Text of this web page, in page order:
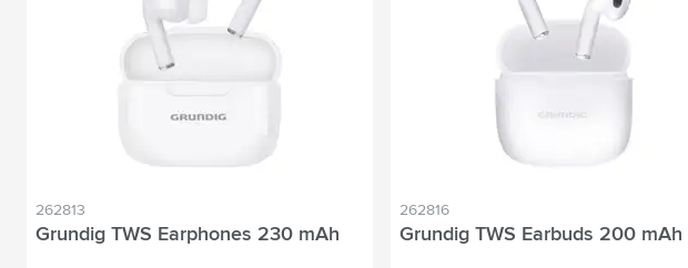
262813
Grundig TWS Earphones 230 mAh
262816
Grundig TWS Earbuds 200 mAh